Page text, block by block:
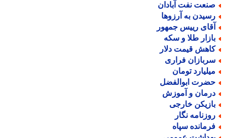
نفت آبادان
به آرزوها
رییس جمهور
طلا و سکه
قیمت دلار
فراری
تومان
ابوالفضل
و آموزش
خارجی
نگار
سپاه